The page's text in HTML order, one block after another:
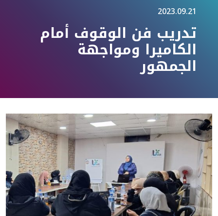
2023.09.21
تدريب فن الوقوف أمام
الكاميرا ومواجهة
الجمهور